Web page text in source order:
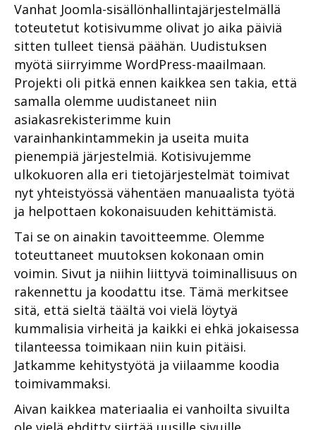
Vanhat Joomla-sisällönhallintajärjestelmällä
toteutetut kotisivumme olivat jo aika päiviä
sitten tulleet tiensä päähän. Uudistuksen
myötä siirryimme WordPress-maailmaan.
Projekti oli pitkä ennen kaikkea sen takia, että
samalla olemme uudistaneet niin
asiakasrekisterimme kuin
varainhankintammekin ja useita muita
pienempiä järjestelmiä. Kotisivujemme
ulkokuoren alla eri tietojärjestelmät toimivat
nyt yhteistyössä vähentäen manuaalista työtä
ja helpottaen kokonaisuuden kehittämistä.
Tai se on ainakin tavoitteemme. Olemme
toteuttaneet muutoksen kokonaan omin
voimin. Sivut ja niihin liittyvä toiminallisuus on
rakennettu ja koodattu itse. Tämä merkitsee
sitä, että sieltä täältä voi vielä löytyä
kummalisia virheitä ja kaikki ei ehkä jokaisessa
tilanteessa toimikaan niin kuin pitäisi.
Jatkamme kehitystyötä ja viilaamme koodia
toimivammaksi.
Aivan kaikkea materiaalia ei vanhoilta sivuilta